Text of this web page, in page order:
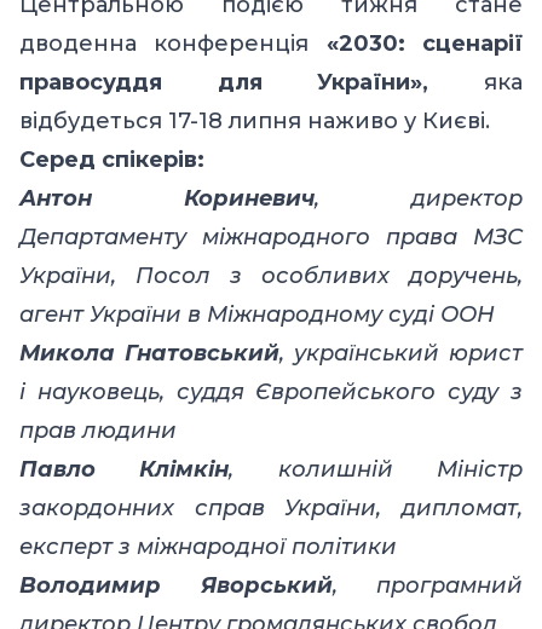
дводенна конференція «2030: сценарії
правосуддя для України», яка
відбудеться 17-18 липня наживо у Києві.
Серед спікерів:
Антон Кориневич, директор
Департаменту міжнародного права МЗС
України, Посол з особливих доручень,
агент України в Міжнародному суді ООН
Микола Гнатовський, український юрист
і науковець, суддя Європейського суду з
прав людини
Павло Клімкін, колишній Міністр
закордонних справ України, дипломат,
експерт з міжнародної політики
Володимир Яворський, програмний